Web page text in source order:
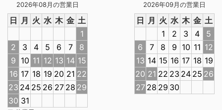
2026年08月の営業日
日 月 火 水 木 金 土
1
2
3 4 5 6 7
8
9 10 11 12 13 14 15
16 17 18 19 20 21 22
23 24 25 26 27 28 29
30 31
2026年09月の営業日
日 月 火 水 木 金 土
1
2 3 4
5
6
7 8 9 10 11 12
13 14 15 16 17 18 19
20 21 22 23 24 25 26
27 28 29 30